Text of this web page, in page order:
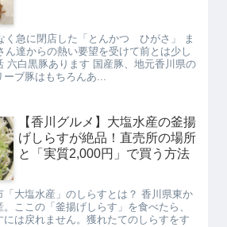
く急に閉店した「とんかつ ひがさ」 ま
ん達からの熱い要望を受けて前とは少し
六白黒豚あります 国産豚、地元香川県の
ブ豚はもちろんあ...
【香川グルメ】大塩水産の釜揚
げしらすが絶品！直売所の場所
と「実質2,000円」で買う方法
「大塩水産」のしらすとは？ 香川県東か
ここの「釜揚げしらす」を食べたら、
には戻れません。獲れたてのしらすをす